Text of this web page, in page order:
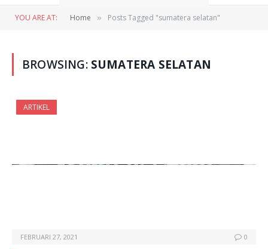
YOU ARE AT: Home » Posts Tagged "sumatera selatan"
BROWSING: SUMATERA SELATAN
ARTIKEL
FEBRUARI 27, 2021 0